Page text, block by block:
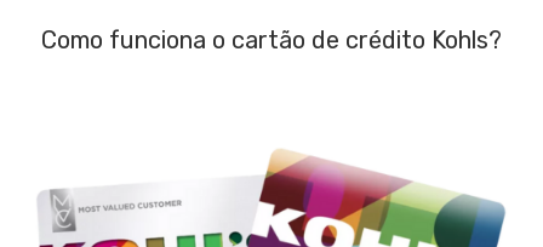
Como funciona o cartão de crédito Kohls?